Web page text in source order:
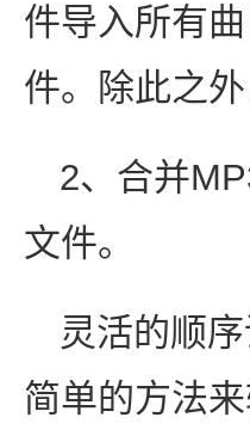
件导入所有
件。除此之
2、合并
文件。
灵活的顺
简单的方法